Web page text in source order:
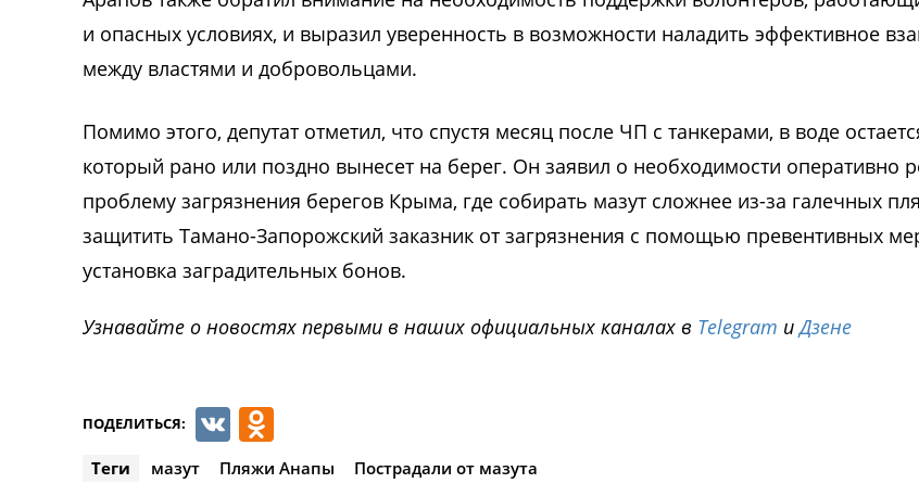
и опасных условиях, и выразил уверенность в возможности наладить эффективное
между властями и добровольцами.
Помимо этого, депутат отметил, что спустя месяц после ЧП с танкерами, в воде
который рано или поздно вынесет на берег. Он заявил о необходимости оперативно
проблему загрязнения берегов Крыма, где собирать мазут сложнее из-за галечных
защитить Тамано-Запорожский заказник от загрязнения с помощью превентивных
установка заградительных бонов.
Узнавайте о новостях первыми в наших официальных каналах в Telegram иДзене
ПОДЕЛИТЬСЯ: VK
Теги мазут Пляжи Анапы Пострадали от мазута